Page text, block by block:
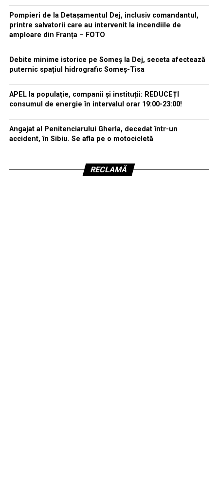
Pompieri de la Detașamentul Dej, inclusiv comandantul,
printre salvatorii care au intervenit la incendiile de
amploare din Franța – FOTO
Debite minime istorice pe Someș la Dej, seceta afectează
puternic spațiul hidrografic Someș-Tisa
APEL la populație, companii și instituții: REDUCEȚI
consumul de energie în intervalul orar 19:00-23:00!
Angajat al Penitenciarului Gherla, decedat într-un
accident, în Sibiu. Se afla pe o motocicletă
RECLAMĂ